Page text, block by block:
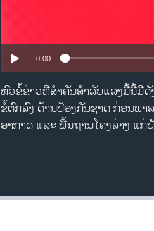
0:00
ຫົວຂໍ້ຂ່າວທີ່ສຳຄັນສຳລັບແລງມື້ນີ້ມີດັ່
ຂໍ້ຕົກລົງ ດ້ານປ້ອງກັນຊາດ ກ່ອນພ
ອາກາດ ແລະ ພື້ນຖານໂຄງລ່າງ ແ